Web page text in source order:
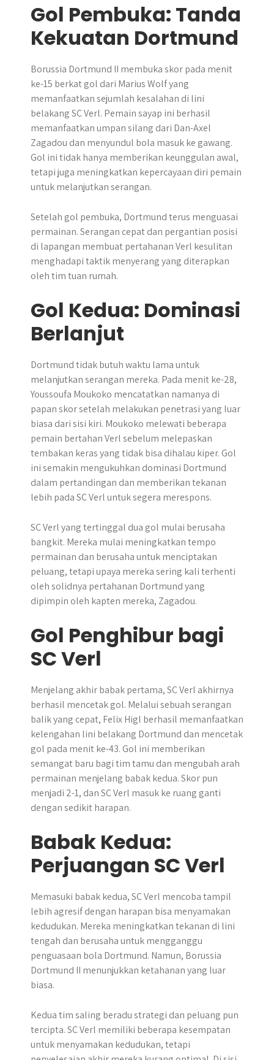
Gol Pembuka: Tanda
Kekuatan Dortmund
Borussia Dortmund II membuka skor pada menit
ke-15 berkat gol dari Marius Wolf yang
memanfaatkan sejumlah kesalahan di lini
belakang SC Verl. Pemain sayap ini berhasil
memanfaatkan umpan silang dari Dan-Axel
Zagadou dan menyundul bola masuk ke gawang.
Gol ini tidak hanya memberikan keunggulan awal,
tetapi juga meningkatkan kepercayaan diri pemain
untuk melanjutkan serangan.
Setelah gol pembuka, Dortmund terus menguasai
permainan. Serangan cepat dan pergantian posisi
di lapangan membuat pertahanan Verl kesulitan
menghadapi taktik menyerang yang diterapkan
oleh tim tuan rumah.
Gol Kedua: Dominasi
Berlanjut
Dortmund tidak butuh waktu lama untuk
melanjutkan serangan mereka. Pada menit ke-28,
Youssoufa Moukoko mencatatkan namanya di
papan skor setelah melakukan penetrasi yang luar
biasa dari sisi kiri. Moukoko melewati beberapa
pemain bertahan Verl sebelum melepaskan
tembakan keras yang tidak bisa dihalau kiper. Gol
ini semakin mengukuhkan dominasi Dortmund
dalam pertandingan dan memberikan tekanan
lebih pada SC Verl untuk segera merespons.
SC Verl yang tertinggal dua gol mulai berusaha
bangkit. Mereka mulai meningkatkan tempo
permainan dan berusaha untuk menciptakan
peluang, tetapi upaya mereka sering kali terhenti
oleh solidnya pertahanan Dortmund yang
dipimpin oleh kapten mereka, Zagadou.
Gol Penghibur bagi
SC Verl
Menjelang akhir babak pertama, SC Verl akhirnya
berhasil mencetak gol. Melalui sebuah serangan
balik yang cepat, Felix Higl berhasil memanfaatkan
kelengahan lini belakang Dortmund dan mencetak
gol pada menit ke-43. Gol ini memberikan
semangat baru bagi tim tamu dan mengubah arah
permainan menjelang babak kedua. Skor pun
menjadi 2-1, dan SC Verl masuk ke ruang ganti
dengan sedikit harapan.
Babak Kedua:
Perjuangan SC Verl
Memasuki babak kedua, SC Verl mencoba tampil
lebih agresif dengan harapan bisa menyamakan
kedudukan. Mereka meningkatkan tekanan di lini
tengah dan berusaha untuk mengganggu
penguasaan bola Dortmund. Namun, Borussia
Dortmund II menunjukkan ketahanan yang luar
biasa.
Kedua tim saling beradu strategi dan peluang pun
tercipta. SC Verl memiliki beberapa kesempatan
untuk menyamakan kedudukan, tetapi